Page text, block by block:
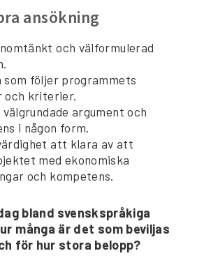
ansökning
och välformulerad
som följer programmets
och kriterier.
argument och
i någon form.
att klara av att
med ekonomiska
och kompetens.
bland svenskspråkiga
många är det som beviljas
för hur stora belopp?